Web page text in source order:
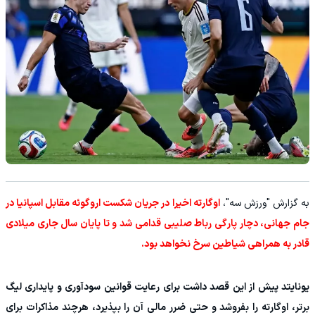
به گزارش "ورزش سه"،اوگارته اخیرا در جریان شکست اروگوئه مقابل اسپانیا در
جام جهانی، دچار پارگی رباط صلیبی قدامی شد و تا پایان سال جاری میلادی
قادر به همراهی شیاطین سرخ نخواهد بود.
یونایتد پیش از این قصد داشت برای رعایت قوانین سودآوری و پایداری لیگ
برتر، اوگارته را بفروشد و حتی ضرر مالی آن را بپذیرد، هرچند مذاکرات برای